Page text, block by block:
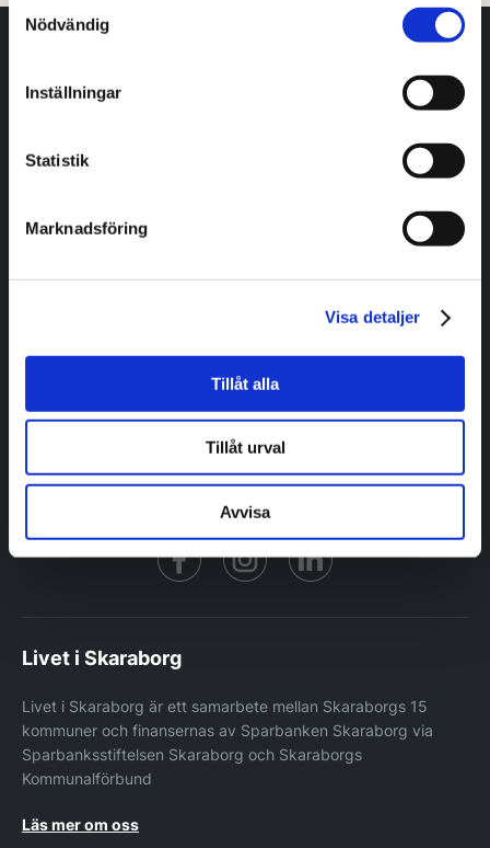
Nödvändig
Inställningar
Statistik
Marknadsföring
Visa detaljer
Tillåt alla
Tillåt urval
Avvisa
Har du frågor eller vill ha hjälp och vägledning?
Berättelser
Kommuner
Facebookhttps:// https://
Livet i Skaraborg
Livet i Skaraborg är ett samarbete mellan Skaraborgs 15
kommuner och finansernas av Sparbanken Skaraborg via
Sparbanksstiftelsen Skaraborg och Skaraborgs
Kommunalförbund
Läs mer om oss